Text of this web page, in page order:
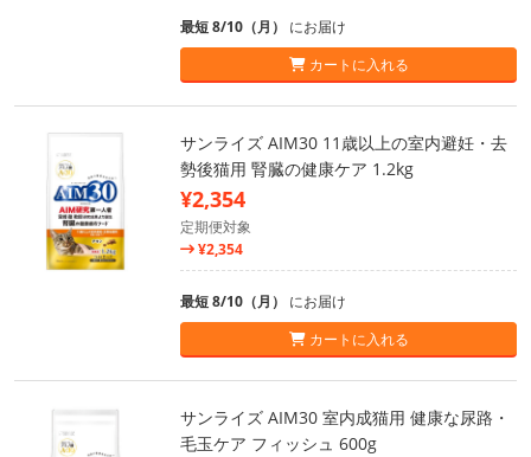
最短 8/10（月） にお届け
カートに入れる
サンライズ AIM30 11歳以上の室内避妊・去
勢後猫用 腎臓の健康ケア 1.2kg
¥2,354
定期便対象
¥2,354
最短 8/10（月） にお届け
カートに入れる
サンライズ AIM30 室内成猫用 健康な尿路・
毛玉ケア フィッシュ 600g